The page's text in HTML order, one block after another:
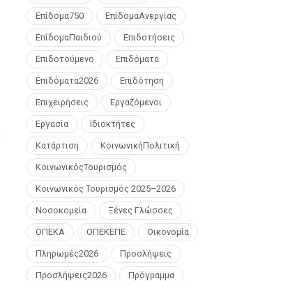
Επίδομα750 ΕπίδομαΑνεργίας
ΕπίδομαΠαιδιού Επιδοτήσεις
Επιδοτούμενο Επιδόματα
Επιδόματα2026 Επιδότηση
Επιχειρήσεις Εργαζόμενοι
Εργασία Ιδιοκτήτες
Κατάρτιση ΚοινωνικήΠολιτική
ΚοινωνικόςΤουρισμός
Κοινωνικός Τουρισμός 2025–2026
Νοσοκομεία Ξένες Γλώσσες
ΟΠΕΚΑ ΟΠΕΚΕΠΕ Οικονομία
Πληρωμές2026 Προσλήψεις
Προσλήψεις2026 Πρόγραμμα